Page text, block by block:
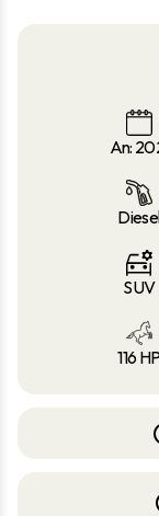
An:
SUV
116 HP